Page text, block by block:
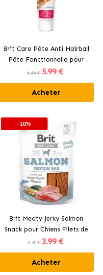
Brit Care Pâte Anti Hairball
Pâte Fonctionnelle pour
Chats avec Taurine
6.66 € 5.99 €
Acheter
-10%
Brit Meaty Jerky Salmon
Snack pour Chiens Filets de
Saumon
4.43 € 3.99 €
Acheter